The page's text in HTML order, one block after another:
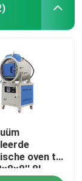
oven tot
8L